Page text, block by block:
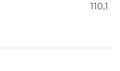
110,1